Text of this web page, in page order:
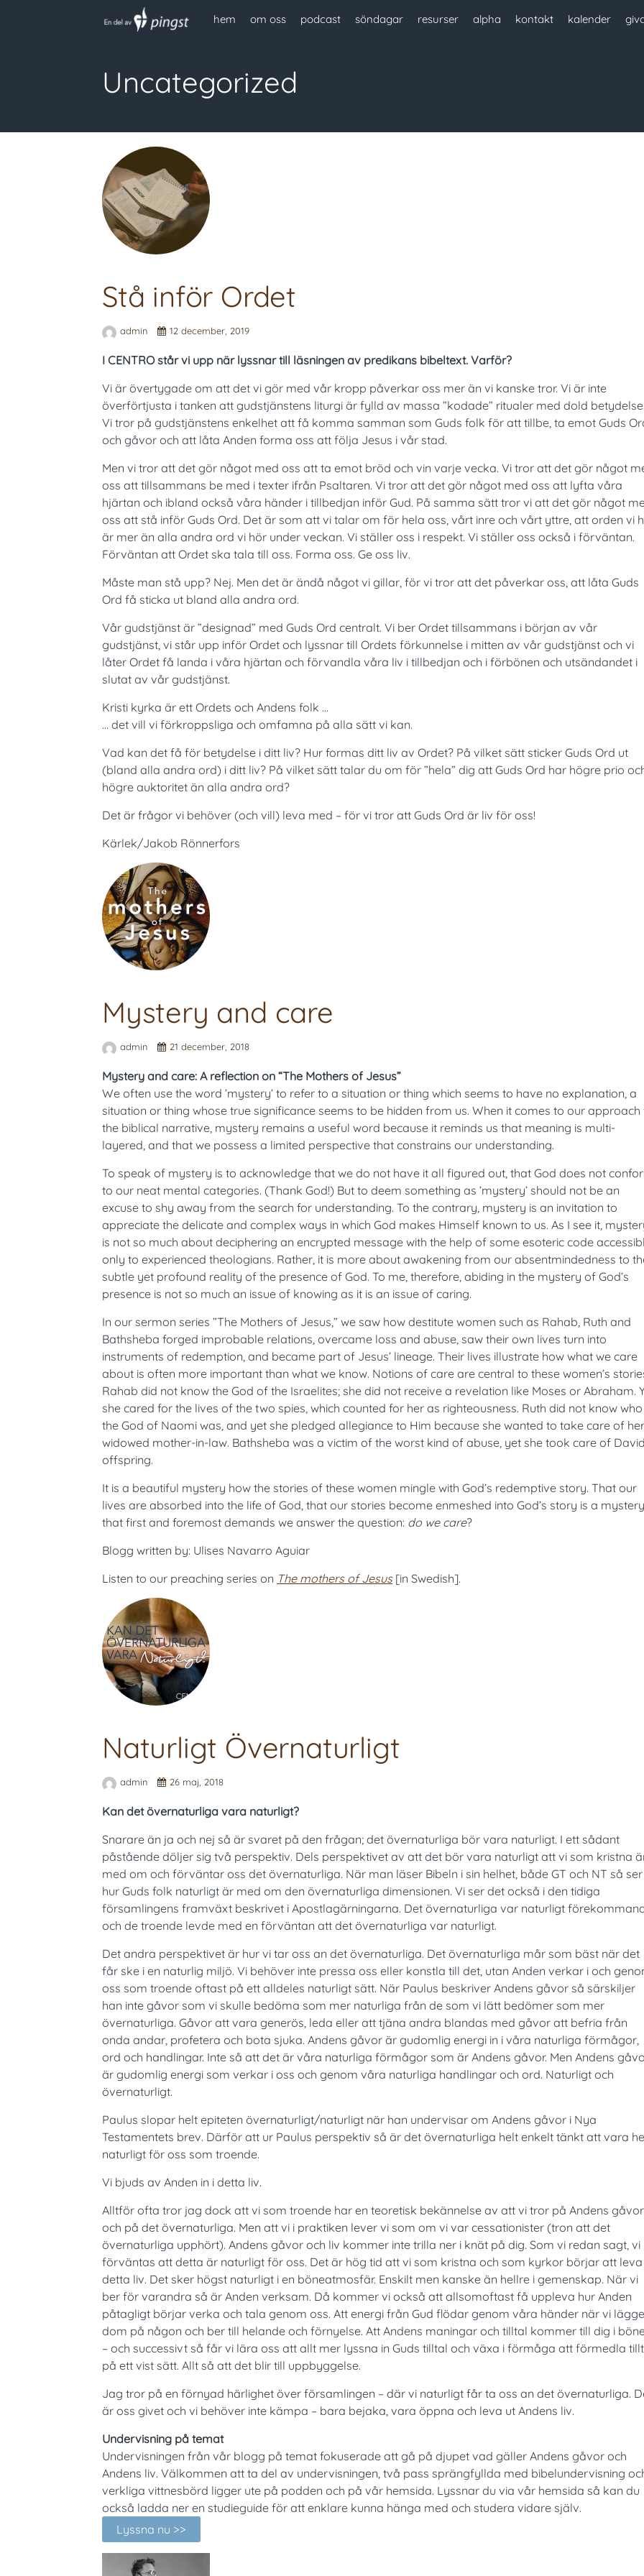
hem om oss podcast söndagar resurser alpha kontakt kalender
Uncategorized
Stå inför Ordet
admin 12 december, 2019
I CENTRO står vi upp när lyssnar till läsningen av predikans bibeltext. Varför?
Vi är övertygade om att det vi gör med vår kropp påverkar oss mer än vi kanske tror. Vi är inte
överförtjusta i tanken att gudstjänstens liturgi är fylld av massa ”kodade” ritualer med dold betydelse.
Vi tror på gudstjänstens enkelhet att få komma samman som Guds folk för att tillbe, ta emot Guds
och gåvor och att låta Anden forma oss att följa Jesus i vår stad.
Men vi tror att det gör något med oss att ta emot bröd och vin varje vecka. Vi tror att det gör något
oss att tillsammans be med i texter ifrån Psaltaren. Vi tror att det gör något med oss att lyfta våra
hjärtan och ibland också våra händer i tillbedjan inför Gud. På samma sätt tror vi att det gör något
oss att stå inför Guds Ord. Det är som att vi talar om för hela oss, vårt inre och vårt yttre, att orden vi
är mer än alla andra ord vi hör under veckan. Vi ställer oss i respekt. Vi ställer oss också i förväntan.
Förväntan att Ordet ska tala till oss. Forma oss. Ge oss liv.
Måste man stå upp? Nej. Men det är ändå något vi gillar, för vi tror att det påverkar oss, att låta Guds
Ord få sticka ut bland alla andra ord.
Vår gudstjänst är ”designad” med Guds Ord centralt. Vi ber Ordet tillsammans i början av vår
gudstjänst, vi står upp inför Ordet och lyssnar till Ordets förkunnelse i mitten av vår gudstjänst och vi
låter Ordet få landa i våra hjärtan och förvandla våra liv i tillbedjan och i förbönen och utsändandet i
slutat av vår gudstjänst.
Kristi kyrka är ett Ordets och Andens folk …
… det vill vi förkroppsliga och omfamna på alla sätt vi kan.
Vad kan det få för betydelse i ditt liv? Hur formas ditt liv av Ordet? På vilket sätt sticker Guds Ord ut
(bland alla andra ord) i ditt liv? På vilket sätt talar du om för ”hela” dig att Guds Ord har högre prio
högre auktoritet än alla andra ord?
Det är frågor vi behöver (och vill) leva med – för vi tror att Guds Ord är liv för oss!
Kärlek/Jakob Rönnerfors
Mystery and care
admin 21 december, 2018
Mystery and care: A reflection on “The Mothers of Jesus”
We often use the word ’mystery’ to refer to a situation or thing which seems to have no explanation, a
situation or thing whose true significance seems to be hidden from us. When it comes to our approach
the biblical narrative, mystery remains a useful word because it reminds us that meaning is multi-
layered, and that we possess a limited perspective that constrains our understanding.
To speak of mystery is to acknowledge that we do not have it all figured out, that God does not
to our neat mental categories. (Thank God!) But to deem something as ’mystery’ should not be an
excuse to shy away from the search for understanding. To the contrary, mystery is an invitation to
appreciate the delicate and complex ways in which God makes Himself known to us. As I see it,
is not so much about deciphering an encrypted message with the help of some esoteric code
only to experienced theologians. Rather, it is more about awakening from our absentmindedness to
subtle yet profound reality of the presence of God. To me, therefore, abiding in the mystery of God’s
presence is not so much an issue of knowing as it is an issue of caring.
In our sermon series ”The Mothers of Jesus,” we saw how destitute women such as Rahab, Ruth and
Bathsheba forged improbable relations, overcame loss and abuse, saw their own lives turn into
instruments of redemption, and became part of Jesus’ lineage. Their lives illustrate how what we care
about is often more important than what we know. Notions of care are central to these women’s
Rahab did not know the God of the Israelites; she did not receive a revelation like Moses or Abraham.
she cared for the lives of the two spies, which counted for her as righteousness. Ruth did not know who
the God of Naomi was, and yet she pledged allegiance to Him because she wanted to take care of her
widowed mother-in-law. Bathsheba was a victim of the worst kind of abuse, yet she took care of
offspring.
It is a beautiful mystery how the stories of these women mingle with God’s redemptive story. That our
lives are absorbed into the life of God, that our stories become enmeshed into God’s story is a mystery
that first and foremost demands we answer the question: do we care?
Blogg written by: Ulises Navarro Aguiar
Listen to our preaching series on The mothers of Jesus[in Swedish].
Naturligt Övernaturligt
admin 26 maj, 2018
Kan det övernaturliga vara naturligt?
Snarare än ja och nej så är svaret på den frågan; det övernaturliga bör vara naturligt. I ett sådant
påstående döljer sig två perspektiv. Dels perspektivet av att det bör vara naturligt att vi som kristna
med om och förväntar oss det övernaturliga. När man läser Bibeln i sin helhet, både GT och NT så
hur Guds folk naturligt är med om den övernaturliga dimensionen. Vi ser det också i den tidiga
församlingens framväxt beskrivet i Apostlagärningarna. Det övernaturliga var naturligt
och de troende levde med en förväntan att det övernaturliga var naturligt.
Det andra perspektivet är hur vi tar oss an det övernaturliga. Det övernaturliga mår som bäst när det
får ske i en naturlig miljö. Vi behöver inte pressa oss eller konstla till det, utan Anden verkar i och
oss som troende oftast på ett alldeles naturligt sätt. När Paulus beskriver Andens gåvor så särskiljer
han inte gåvor som vi skulle bedöma som mer naturliga från de som vi lätt bedömer som mer
övernaturliga. Gåvor att vara generös, leda eller att tjäna andra blandas med gåvor att befria från
onda andar, profetera och bota sjuka. Andens gåvor är gudomlig energi in i våra naturliga förmågor,
ord och handlingar. Inte så att det är våra naturliga förmågor som är Andens gåvor. Men Andens
är gudomlig energi som verkar i oss och genom våra naturliga handlingar och ord. Naturligt och
övernaturligt.
Paulus slopar helt epiteten övernaturligt/naturligt när han undervisar om Andens gåvor i Nya
Testamentets brev. Därför att ur Paulus perspektiv så är det övernaturliga helt enkelt tänkt att vara
naturligt för oss som troende.
Vi bjuds av Anden in i detta liv.
Alltför ofta tror jag dock att vi som troende har en teoretisk bekännelse av att vi tror på Andens gåvor
och på det övernaturliga. Men att vi i praktiken lever vi som om vi var cessationister (tron att det
övernaturliga upphört). Andens gåvor och liv kommer inte trilla ner i knät på dig. Som vi redan sagt, vi
förväntas att detta är naturligt för oss. Det är hög tid att vi som kristna och som kyrkor börjar att
detta liv. Det sker högst naturligt i en böneatmosfär. Enskilt men kanske än hellre i gemenskap. När vi
ber för varandra så är Anden verksam. Då kommer vi också att allsomoftast få uppleva hur Anden
påtagligt börjar verka och tala genom oss. Att energi från Gud flödar genom våra händer när vi
dom på någon och ber till helande och förnyelse. Att Andens maningar och tilltal kommer till dig i
– och successivt så får vi lära oss att allt mer lyssna in Guds tilltal och växa i förmåga att förmedla
på ett vist sätt. Allt så att det blir till uppbyggelse.
Jag tror på en förnyad härlighet över församlingen – där vi naturligt får ta oss an det övernaturliga.
är oss givet och vi behöver inte kämpa – bara bejaka, vara öppna och leva ut Andens liv.
Undervisning på temat
Undervisningen från vår blogg på temat fokuserade att gå på djupet vad gäller Andens gåvor och
Andens liv. Välkommen att ta del av undervisningen, två pass sprängfyllda med bibelundervisning
verkliga vittnesbörd ligger ute på podden och på vår hemsida. Lyssnar du via vår hemsida så kan du
också ladda ner en studieguide för att enklare kunna hänga med och studera vidare själv.
Lyssna nu >>